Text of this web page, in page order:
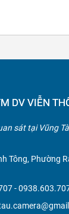
DV VIỄN
sát tại Vũng
Tông, Phường
-